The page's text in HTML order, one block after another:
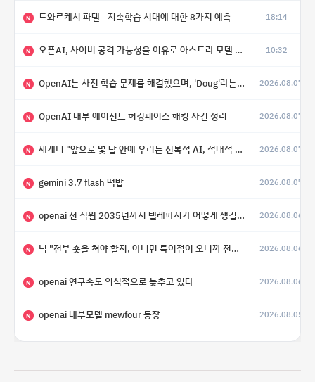
N 드와르케시 파텔 - 지속학습 시대에 대한 8가지 예측 18:14
N 오픈AI, 사이버 공격 가능성을 이유로 아스트라 모델 출시 연기 10:32
N OpenAI는 사전 학습 문제를 해결했으며, 'Doug'라는 코드명을 가진 훨씬 더 큰 모델을 활발히 개발 중 2026.08.07
N OpenAI 내부 에이전트 허깅페이스 해킹 사건 정리 2026.08.07
N 세게디 "앞으로 몇 달 안에 우리는 전복적 AI, 적대적 AI 둘 다 보게 될 것" 2026.08.07
N gemini 3.7 flash 떡밥 2026.08.07
N openai 전 직원 2035년까지 텔레파시가 어떻게 생길 수 있는지 2026.08.06
N 닉 "전부 숏을 쳐야 할지, 아니면 특이점이 오니까 전부 롱을 쳐야 할지 모르겠다.” 2026.08.06
N openai 연구속도 의식적으로 늦추고 있다 2026.08.06
N openai 내부모델 mewfour 등장 2026.08.05